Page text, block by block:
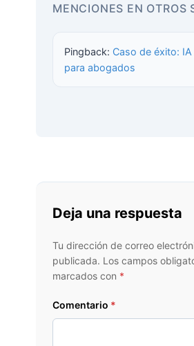
MENCIONES EN OTROS
Pingback: Caso de éxito: IA
para abogados
Deja una respuesta
Tu dirección de correo
publicada. Los campos
marcados con *
Comentario *